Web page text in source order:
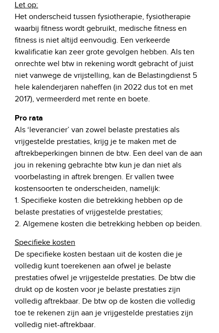
Let op:
Het onderscheid tussen fysiotherapie, fysiotherapie
waarbij fitness wordt gebruikt, medische fitness en
fitness is niet altijd eenvoudig. Een verkeerde
kwalificatie kan zeer grote gevolgen hebben. Als ten
onrechte wel btw in rekening wordt gebracht of juist
niet vanwege de vrijstelling, kan de Belastingdienst 5
hele kalenderjaren naheffen (in 2022 dus tot en met
2017), vermeerderd met rente en boete.
Pro rata
Als ‘leverancier’ van zowel belaste prestaties als
vrijgestelde prestaties, krijg je te maken met de
aftrekbeperkingen binnen de btw. Een deel van de aan
jou in rekening gebrachte btw kun je dan niet als
voorbelasting in aftrek brengen. Er vallen twee
kostensoorten te onderscheiden, namelijk:
1. Specifieke kosten die betrekking hebben op de
belaste prestaties of vrijgestelde prestaties;
2. Algemene kosten die betrekking hebben op beiden.
Specifieke kosten
De specifieke kosten bestaan uit de kosten die je
volledig kunt toerekenen aan ofwel je belaste
prestaties ofwel je vrijgestelde prestaties. De btw die
drukt op de kosten voor je belaste prestaties zijn
volledig aftrekbaar. De btw op de kosten die volledig
toe te rekenen zijn aan je vrijgestelde prestaties zijn
volledig niet-aftrekbaar.